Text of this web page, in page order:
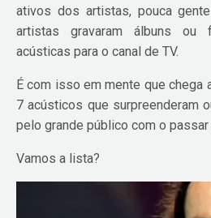
ativos dos artistas, pouca
artistas gravaram álbuns ou
acústicas para o canal de TV.
É com isso em mente que chega
7 acústicos que surpreenderam
pelo grande público com o
Vamos a lista?